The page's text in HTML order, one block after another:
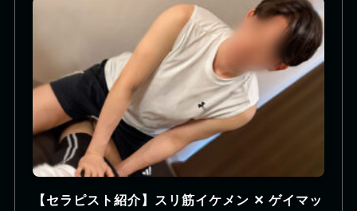
だけます。個室でのご利用はもちろん、札幌市内へ
の出張にも対応しているため、ご旅行や出張でお越
しの方にも便利にご利用いただけます。初めてのお
客様でも安心してご利用いただけるよう、料金体系
は明確で、スタッフが丁寧にご案内いたします。日
本のおもてなしと上質な癒しを感じられる空間で、
心身ともにリラックスできるひとときをお過ごしく
ださい。札幌で特別なメンズリラクゼーションをお
探しの方は、ぜひRoyal Euphoriaをご利用くださ
い。スタッフ一同、皆様のご予約・ご来店を心より
【セラピスト紹介】スリ筋イケメン ✕ ゲイマッ